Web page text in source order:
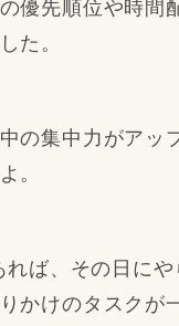
優先順位や時間
た。
の集中力がアッ
。
れば、その日に
かけのタスクが